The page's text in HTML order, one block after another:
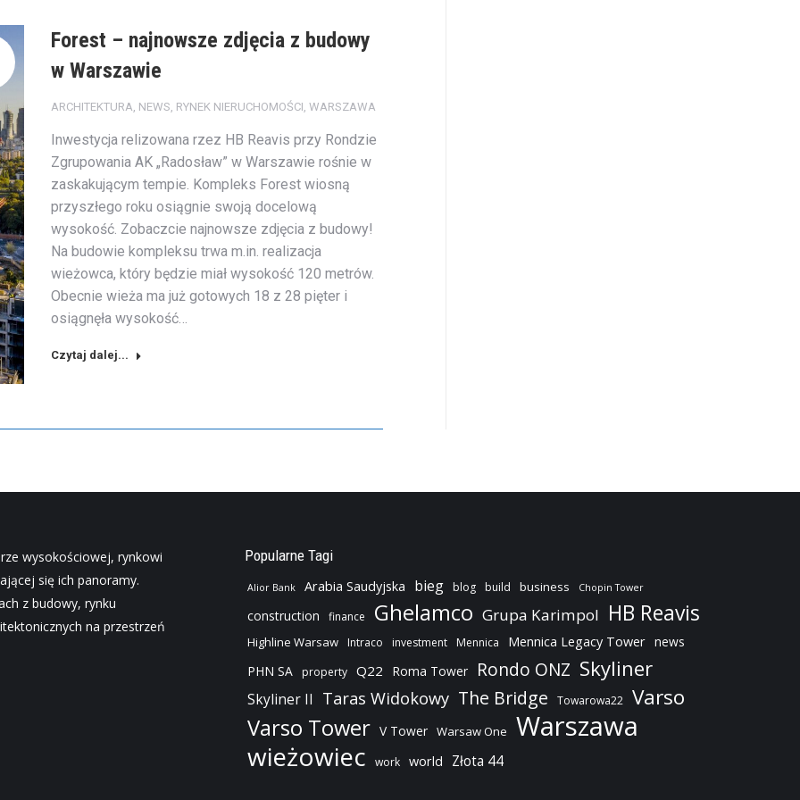
Forest – najnowsze zdjęcia z budowy
w Warszawie
ARCHITEKTURA NEWS RYNEK NIERUCHOMOŚCI WARSZAWA
Inwestycja relizowana rzez HB Reavis przy Rondzie
Zgrupowania AK „Radosław” w Warszawie rośnie w
zaskakującym tempie. Kompleks Forest wiosną
przyszłego roku osiągnie swoją docelową
wysokość. Zobaczcie najnowsze zdjęcia z budowy!
Na budowie kompleksu trwa m.in. realizacja
wieżowca, który będzie miał wysokość 120 metrów.
Obecnie wieża ma już gotowych 18 z 28 pięter i
osiągnęła wysokość…
Czytaj dalej...
wysokościowej, rynkowi
się ich panoramy.
z budowy, rynku
na przestrzeń
Popularne Tagi
Alior Bank Arabia Saudyjska bieg blog build business Chopin Tower
construction finance Ghelamco Grupa Karimpol HB Reavis
Highline Warsaw Intraco investment Mennica Mennica Legacy Tower news
PHN SA
property Q22 Roma Tower Rondo ONZ Skyliner
Skyliner II Taras Widokowy The Bridge Towarowa22 Varso
Varso Tower V Tower Warsaw One Warszawa
wieżowiec work world Złota 44